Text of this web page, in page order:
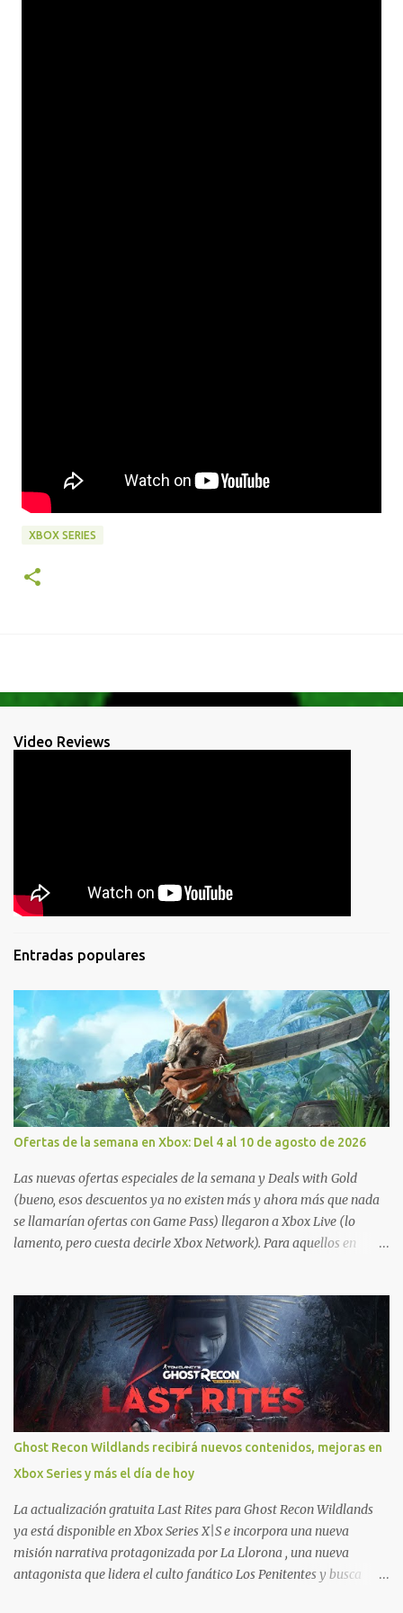
XBOX SERIES
Video Reviews
Entradas populares
Ofertas de la semana en Xbox: Del 4 al 10 de agosto de 2026
Las nuevas ofertas especiales de la semana y Deals with Gold
(bueno, esos descuentos ya no existen más y ahora más que nada
se llamarían ofertas con Game Pass) llegaron a Xbox Live (lo
lamento, pero cuesta decirle Xbox Network). Para aquellos en
jugarlos y mantener un progreso compartido en Windows PC y
Xbox, y tenemos un listado de juegos compatibles por acá . ¿Aún
necesitas una mano con las compras? Tenemos un tutorial extenso
o en vídeo para que se quiten todas las dudas generales de cómo
hacer compras en Xbox . Podes consultar un listado más completo
de promociones desde xbox.com. El post puede tener
actualizaciones regulares o cambios ante cualquier error. Ofertas
- Argentina Ofertas - Chile Ofertas - Colombia Ofertas - México
Ofertas - Estados Unidos Ofertas - España Todas las ofertas de
Xbox One también aplican a Xbox Series, a excepción de los jue...
Ghost Recon Wildlands recibirá nuevos contenidos, mejoras en
Xbox Series y más el día de hoy
La actualización gratuita Last Rites para Ghost Recon Wildlands
ya está disponible en Xbox Series X|S e incorpora una nueva
misión narrativa protagonizada por La Llorona , una nueva
antagonista que lidera el culto fanático Los Penitentes y busca